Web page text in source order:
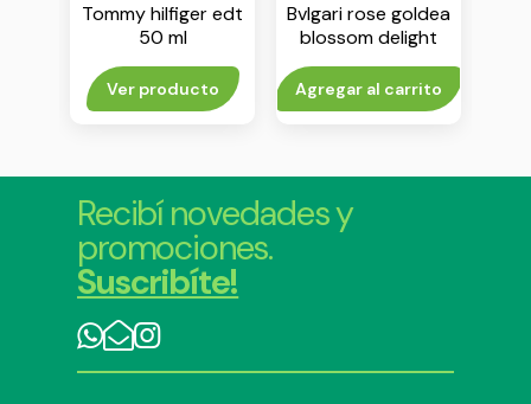
Tommy hilfiger edt
50 ml
Ver producto
Bvlgari rose goldea
blossom delight
edt 75 ml
Agregar al carrito
Recibí novedades y
promociones.
Suscribíte!